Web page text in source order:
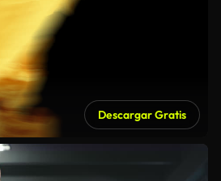
Descargar Gratis